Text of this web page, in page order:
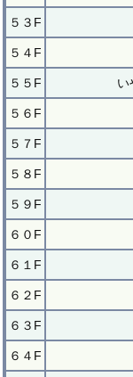
５３F
５４F
５５F い
５６F
５７F
５８F
５９F
６０F
６１F
６２F
６３F
６４F